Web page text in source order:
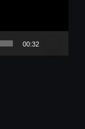
00:32